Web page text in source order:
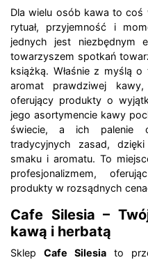
Dla wielu osób kawa to
rytuał, przyjemność i
jednych jest niezbędnym
towarzyszem spotkań
książką. Właśnie z myślą
aromat prawdziwej
oferujący produkty o
jego asortymencie kawy
świecie, a ich palenie
tradycyjnych zasad,
smaku i aromatu. To
profesjonalizmem,
produkty w rozsądnych
Cafe Silesia –
kawą i herbatą
Sklep Cafe Silesiato